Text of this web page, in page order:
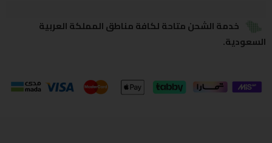
خدمة الشحن متاحة لكافة مناطق المملكة العربية
السعودية.